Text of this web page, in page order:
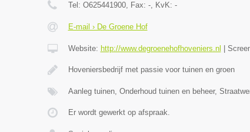
Tel: O625441900, Fax: -, KvK: -
E-mail › De Groene Hof
Website: http://www.degroenehofhoveniers.nl
Hoveniersbedrijf met passie voor tuinen en groen
Aanleg tuinen, Onderhoud tuinen en beheer,
Er wordt gewerkt op afspraak.